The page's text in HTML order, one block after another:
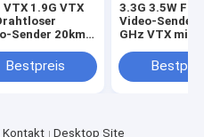
VTX 1.9G VTX
Sender 20km
Bestpreis
3.3G 3.5W
Video-Sender
GHz VTX mit
25mW/
FPV VTX
Kontakt Desktop Site